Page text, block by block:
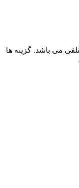
می باشد. گزینه ها